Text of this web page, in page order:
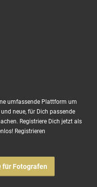
umfassende Plattform um
neue, für Dich passende
Registriere Dich jetzt als
Registrieren
für Fotografen